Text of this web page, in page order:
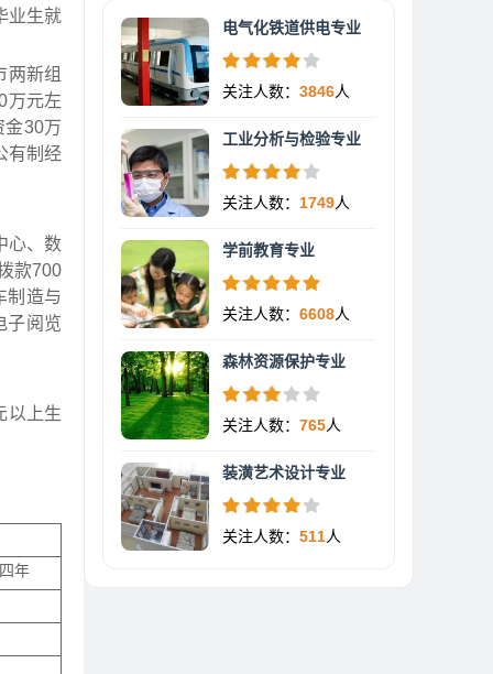
业生就
两新组
万元左
金30万
有制经
心、数
款700
制造与
子阅览
以上生
年
电气化铁道供电专业
关注人数： 3846人
工业分析与检验专业
关注人数： 1749人
学前教育专业
关注人数： 6608人
森林资源保护专业
关注人数： 765人
装潢艺术设计专业
关注人数： 511人